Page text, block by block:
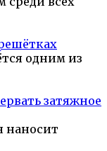
одним из
затяжное
наносит